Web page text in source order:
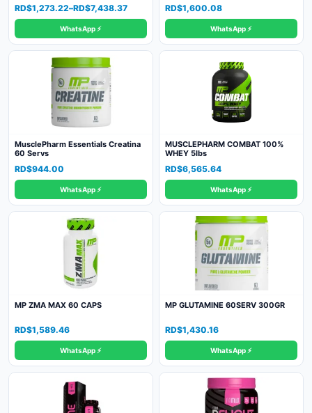
RD$1,273.22–RD$7,438.37
Price
range:
RD$1,273.22
through
RD$7,438.37
WhatsApp ⚡
RD$1,600.08
WhatsApp ⚡
MusclePharm Essentials Creatina
60 Servs
RD$944.00
WhatsApp ⚡
MUSCLEPHARM COMBAT 100%
WHEY 5lbs
RD$6,565.64
WhatsApp ⚡
MP ZMA MAX 60 CAPS
RD$1,589.46
WhatsApp ⚡
MP GLUTAMINE 60SERV 300GR
RD$1,430.16
WhatsApp ⚡